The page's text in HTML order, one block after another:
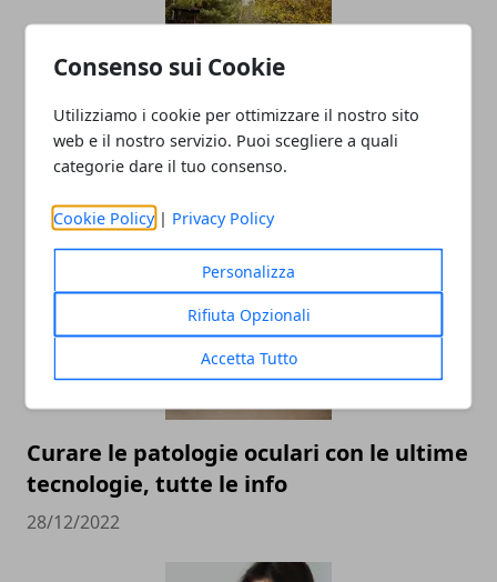
Consenso sui Cookie
Utilizziamo i cookie per ottimizzare il nostro sito
web e il nostro servizio. Puoi scegliere a quali
categorie dare il tuo consenso.
Cookie Policy | Privacy Policy
Personalizza
Rifiuta Opzionali
Accetta Tutto
Operatore ecologico: cosa c'è da sapere
sul tema sicurezza
27/12/2024
Curare le patologie oculari con le ultime
tecnologie, tutte le info
28/12/2022